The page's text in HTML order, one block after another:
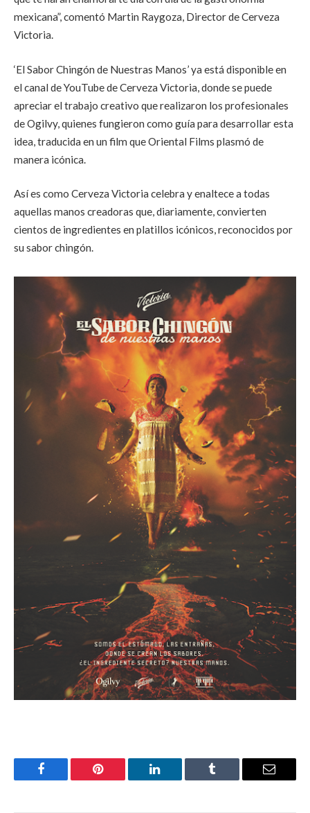
mexicana”, comentó Martin Raygoza, Director de Cerveza
Victoria.
‘El Sabor Chingón de Nuestras Manos’ ya está disponible en
el canal de YouTube de Cerveza Victoria, donde se puede
apreciar el trabajo creativo que realizaron los profesionales
de Ogilvy, quienes fungieron como guía para desarrollar esta
idea, traducida en un film que Oriental Films plasmó de
manera icónica.
Así es como Cerveza Victoria celebra y enaltece a todas
aquellas manos creadoras que, diariamente, convierten
cientos de ingredientes en platillos icónicos, reconocidos por
su sabor chingón.
Facebook Pinterest LinkedIn Tumblr Email